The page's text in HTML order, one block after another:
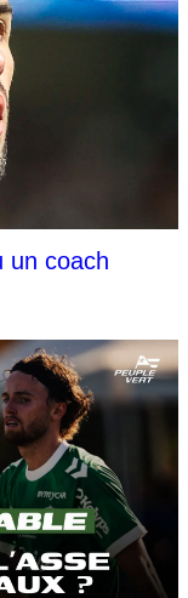
un coach